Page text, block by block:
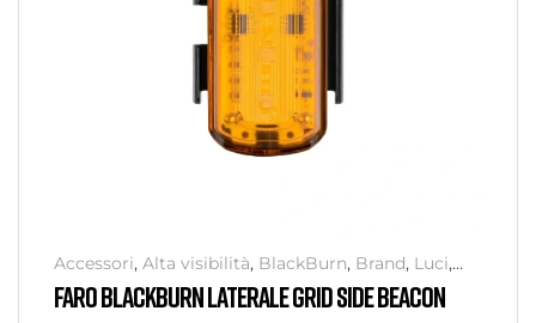
Accessori, Alta visibilità, BlackBurn, Brand, Luci,
Senza categoria,Sicurezza
FARO BLACKBURN LATERALE GRID SIDE BEACON